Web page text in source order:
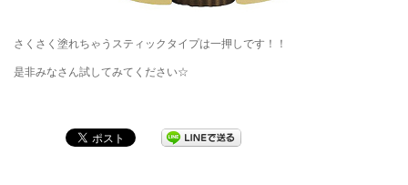
さくさく塗れちゃうスティックタイプは一押しです！！
是非みなさん試してみてください☆